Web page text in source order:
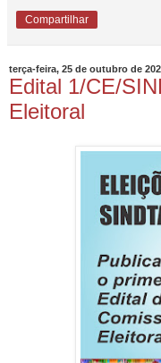
Compartilhar
terça-feira, 25 de outubro de
Edital 1/CE/
Eleitoral